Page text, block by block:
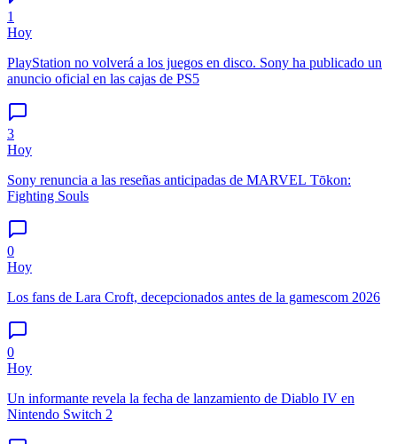
1
Hoy
PlayStation no volverá a los juegos en disco. Sony ha publicado un
anuncio oficial en las cajas de PS5
3
Hoy
Sony renuncia a las reseñas anticipadas de MARVEL Tōkon:
Fighting Souls
0
Hoy
Los fans de Lara Croft, decepcionados antes de la gamescom 2026
0
Hoy
Un informante revela la fecha de lanzamiento de Diablo IV en
Nintendo Switch 2